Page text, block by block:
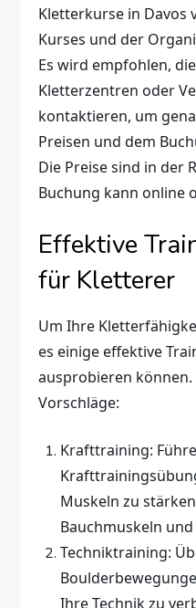
Kletterkurse in Davos
Kurses und der
Es wird empfohlen,
Kletterzentren oder
kontaktieren, um
Preisen und dem
Die Preise sind in der
Buchung kann online
Effektive
für Kletterer
Um Ihre
es einige effektive
ausprobieren
Vorschläge:
Krafttraining:
Muskeln zu
Bauchmuskeln und
Techniktraining:
Ihre Technik zu